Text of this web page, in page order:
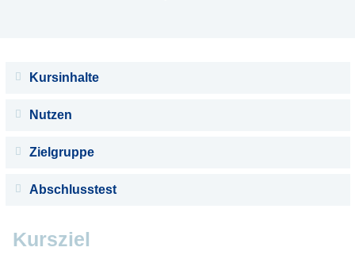
Kursinhalte
Nutzen
Zielgruppe
Abschlusstest
Kursziel